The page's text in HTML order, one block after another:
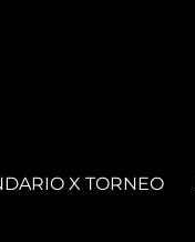
X TORNEO